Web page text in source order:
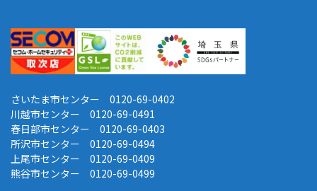
さいたま市センター 0120-69-0402
川越市センター 0120-69-0491
春日部市センター 0120-69-0403
所沢市センター 0120-69-0494
上尾市センター 0120-69-0409
熊谷市センター 0120-69-0499